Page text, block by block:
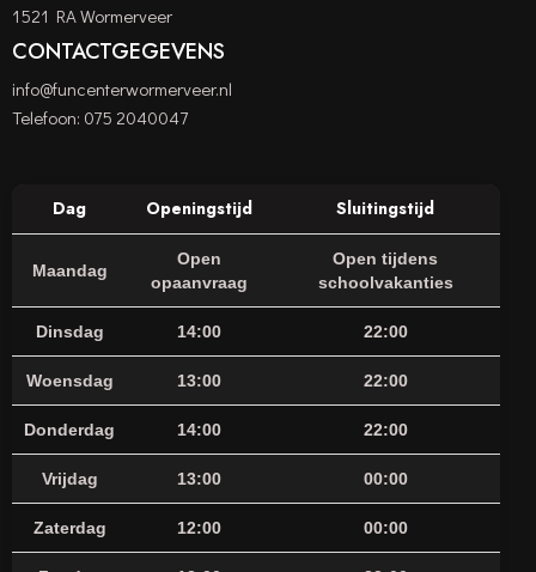
1521 RA Wormerveer
CONTACTGEGEVENS
info@funcenterwormerveer.nl
Telefoon: 075 2040047
Dag Openingstijd Sluitingstijd
Maandag
Open
opaanvraag
Open tijdens
schoolvakanties
Dinsdag 14:00 22:00
Woensdag 13:00 22:00
Donderdag 14:00 22:00
Vrijdag 13:00 00:00
Zaterdag 12:00 00:00